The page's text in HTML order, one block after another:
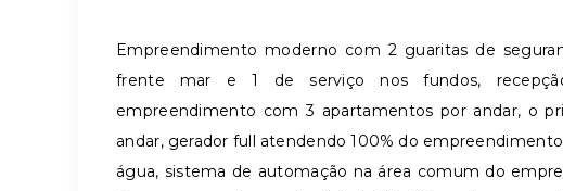
Empreendimento moderno com 2 guaritas de
frente mar e 1 de serviço nos fundos,
empreendimento com 3 apartamentos por andar, o
andar, gerador full atendendo 100% do
água, sistema de automação na área comum do